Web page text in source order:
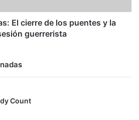
El cierre de los puentes y la
guerrerista
Count